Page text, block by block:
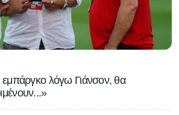
λόγω Γιάνσον, θα